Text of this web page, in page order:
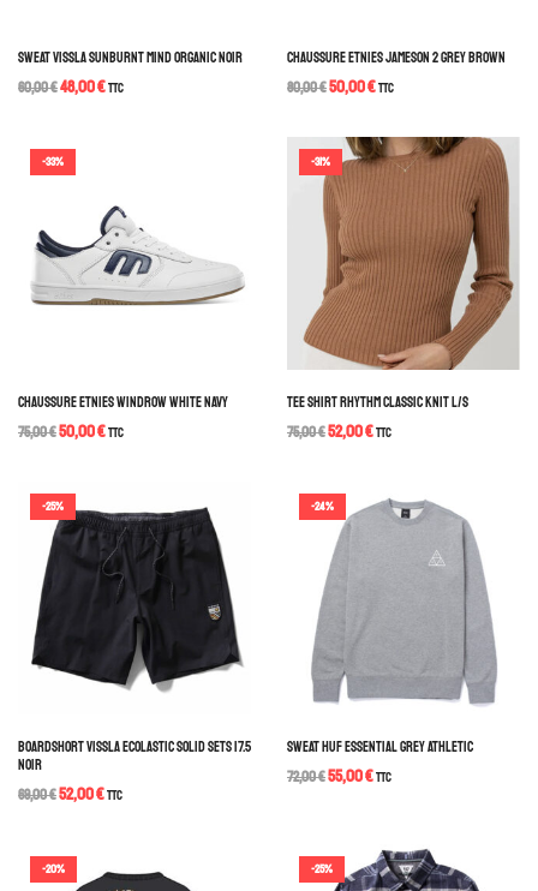
SWEAT VISSLA SUNBURNT MIND ORGANIC NOIR
60,00€48,00€TTC
CHAUSSURE ETNIES JAMESON 2 GREY BROWN
80,00€50,00€TTC
-33%
CHAUSSURE ETNIES WINDROW WHITE NAVY
75,00€50,00€TTC
-31%
TEE SHIRT RHYTHM CLASSIC KNIT L/S
75,00€52,00€TTC
-25%
BOARDSHORT VISSLA ECOLASTIC SOLID SETS 17.5
NOIR
69,00€52,00€TTC
-24%
SWEAT HUF ESSENTIAL GREY ATHLETIC
72,00€55,00€TTC
-20% -25%